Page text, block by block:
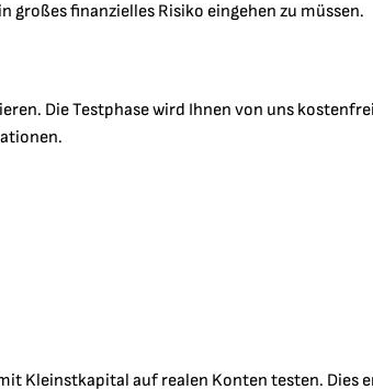
finanzielles Risiko eingehen zu müssen.
Die Testphase wird Ihnen von uns
Kleinstkapital auf realen Konten testen. Dies